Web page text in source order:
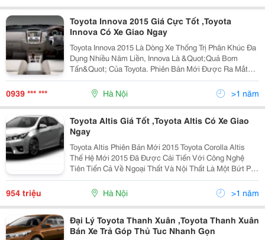
Toyota Innova 2015 Giá Cực Tốt ,Toyota
Innova Có Xe Giao Ngay
Toyota Innova 2015 Là Dòng Xe Thống Trị Phân Khúc Đa
Dụng Nhiều Năm Liền, Innova Là &Quot;Quả Bom
Tấn&Quot; Của Toyota. Phiên Bản Mới Được Ra Mắt
Tháng 03/2014 Với Nhiều Cải Tiến Về Trang Thiết Bị Và
Kiểu Dáng. Cả 4 Phiên Bản Innova Đều Có Cùng Kích
Thước 4585
0939 *** *** Hà Nội >1 năm
Toyota Altis Giá Tốt ,Toyota Altis Có Xe Giao
Ngay
Toyota Altis Phiên Bản Mới 2015 Toyota Corolla Altis
Thế Hệ Mới 2015 Đã Được Cải Tiến Với Công Nghệ
Tiên Tiến Cả Về Ngoại Thất Và Nội Thất Là Một Bứt Phá
Mạnh Mẽ Tạo Lên Một Dáng Vẻ Sang Trọng Mang Mọt
Phong Cách Mạnh Mẽ Thể Thao ,Tinh Tế Với Hộp
954 triệu Hà Nội >1 năm
Đại Lý Toyota Thanh Xuân ,Toyota Thanh Xuân
Bán Xe Trả Góp Thủ Tuc Nhanh Gọn